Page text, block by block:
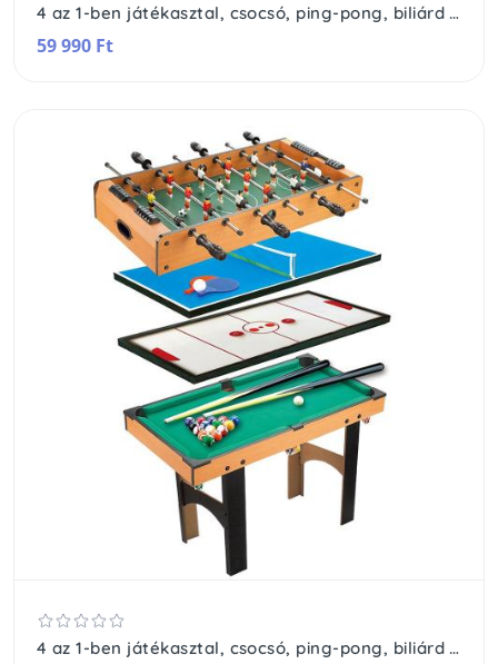
4 az 1-ben játékasztal, csocsó, ping-pong, biliárd és curling bowling játékhoz
59 990 Ft
4 az 1-ben játékasztal, csocsó, ping-pong, biliárd és léghoki játékhoz